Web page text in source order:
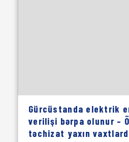
Gürcüstanda elektrik
verilişi bərpa olunur –
təchizat yaxın